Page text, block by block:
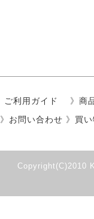
ご利用ガイド 》 商
》 お問い合わせ 》 買
Copyright(C)2010